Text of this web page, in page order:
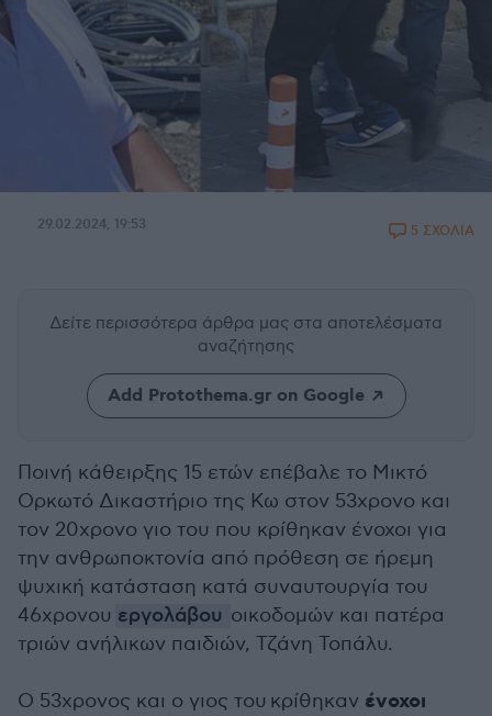
29.02.2024, 19:53 5 ΣΧΟΛΙΑ
Δείτε περισσότερα άρθρα μας στα αποτελέσματα
αναζήτησης
Add Protothema.gr on Google
Ποινή κάθειρξης 15 ετών επέβαλε το Μικτό
Ορκωτό Δικαστήριο της Κω στον 53χρονο και
τον 20χρονο γιο του που κρίθηκαν ένοχοι για
την ανθρωποκτονία από πρόθεση σε ήρεμη
ψυχική κατάσταση κατά συναυτουργία του
46χρονου εργολάβου οικοδομών και πατέρα
τριών ανήλικων παιδιών, Τζάνη Τοπάλυ.
Ο 53χρονος και ο γιος του κρίθηκαν ένοχοι